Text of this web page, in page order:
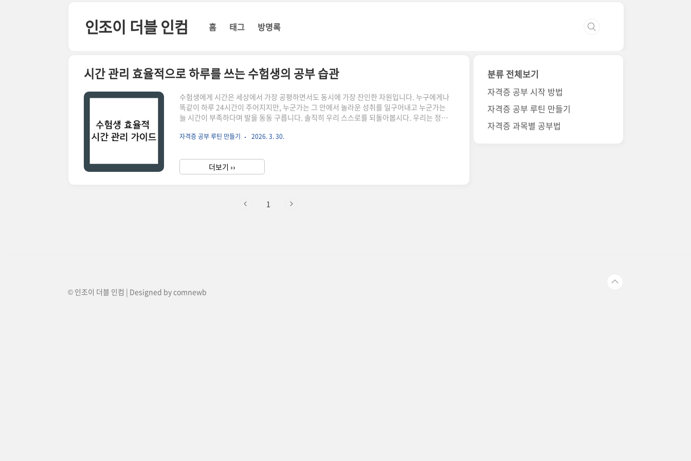
인조이 더블 인컴 홈 태그 방명록
시간 관리 효율적으로 하루를 쓰는 수험생의 공부 습관
수험생에게 시간은 세상에서 가장 공평하면서도 동시에 가장 잔인한 자원입니다. 누구에게나
똑같이 하루 24시간이 주어지지만, 누군가는 그 안에서 놀라운 성취를 일구어내고 누군가는
늘 시간이 부족하다며 발을 동동 구릅니다. 솔직히 우리 스스로를 되돌아봅시다. 우리는 정말
해져 있는 걸까요? 많은 수험생이 저지르는 가장 큰 실수는 공부의 성과를 '책상 앞에 앉아 있
얼마나 돌렸느냐가 아니라, 그 시간 속에서 나의 뇌를 얼마나 밀도 있게 사용했느냐에 따라 결
정됩니다.공부 효율을 높인다는 것은 단순히 잠을 줄이거나 쉬는 시간을 삭제하..
자격증 공부 루틴 만들기 2026. 3. 30.
더보기 ››
1
분류 전체보기
자격증 공부 시작 방법
자격증 공부 루틴 만들기
자격증 과목별 공부법
© 인조이 더블 인컴 | Designed bycomnewb